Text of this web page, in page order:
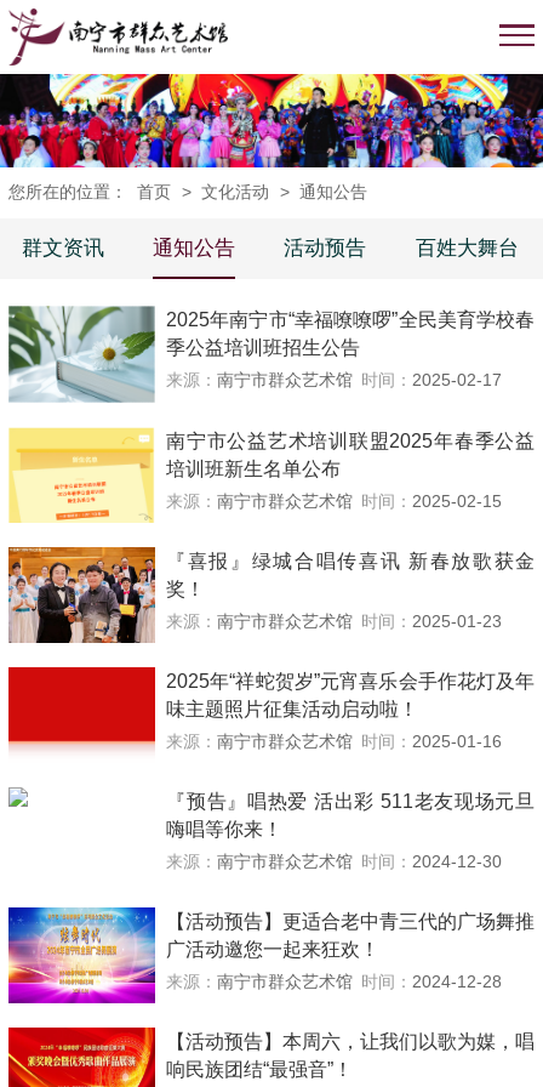
您所在的位置： 首页 > 文化活动 > 通知公告
群文资讯 通知公告 活动预告 百姓大舞台
2025年南宁市“幸福嘹嘹啰”全民美育学校春
季公益培训班招生公告
来源：南宁市群众艺术馆 时间： 2025-02-17
南宁市公益艺术培训联盟2025年春季公益
培训班新生名单公布
来源：南宁市群众艺术馆 时间： 2025-02-15
『喜报』绿城合唱传喜讯 新春放歌获金
奖！
来源：南宁市群众艺术馆 时间： 2025-01-23
2025年“祥蛇贺岁”元宵喜乐会手作花灯及年
味主题照片征集活动启动啦！
来源：南宁市群众艺术馆 时间： 2025-01-16
『预告』唱热爱 活出彩 511老友现场元旦
嗨唱等你来！
来源：南宁市群众艺术馆 时间： 2024-12-30
【活动预告】更适合老中青三代的广场舞推
广活动邀您一起来狂欢！
来源：南宁市群众艺术馆 时间： 2024-12-28
【活动预告】本周六，让我们以歌为媒，唱
响民族团结“最强音”！